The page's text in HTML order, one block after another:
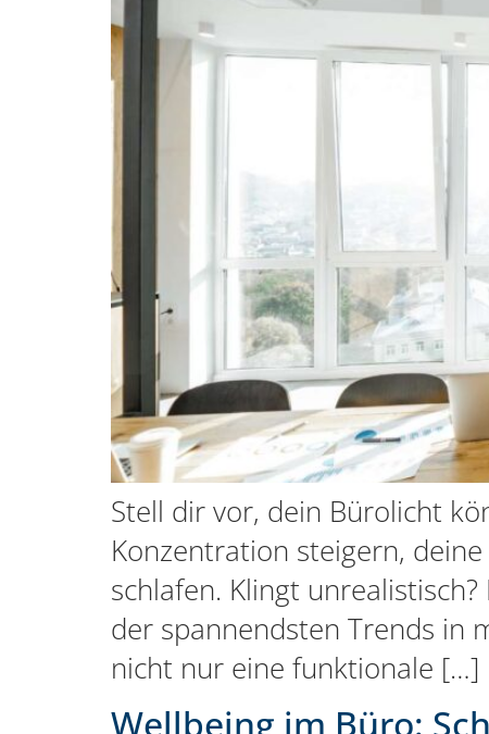
Stell dir vor, dein Bürolicht
Konzentration steigern,
schlafen. Klingt
der spannendsten Trends in
nicht nur eine funktionale […]
Wellbeing im Büro: